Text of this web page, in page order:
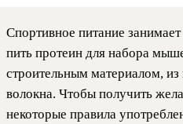
Спортивное питание
пить протеин для набора
строительным материалом,
волокна. Чтобы получить
некоторые правила